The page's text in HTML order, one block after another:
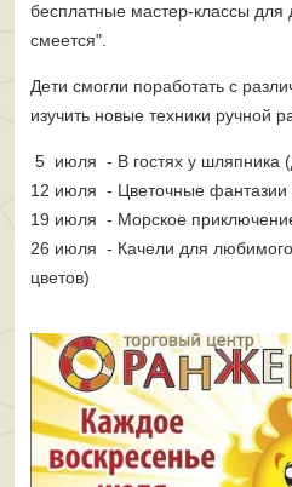
бесплатные мастер-классы
смеется".
Дети смогли поработать с
изучить новые техники ручной
5 июля - В гостях у шляпника
12 июля - Цветочные фантазии
19 июля - Морское
26 июля - Качели для
цветов)